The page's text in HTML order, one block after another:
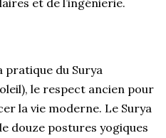
pratique du Surya
le respect ancien pour
la vie moderne. Le Surya
douze postures yogiques